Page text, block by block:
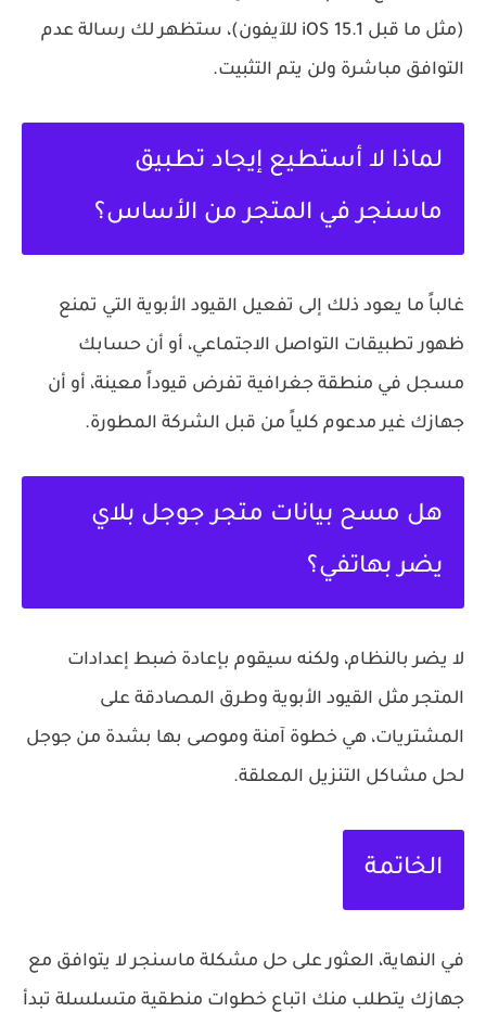
(مثل ما قبل iOS 15.1 للآيفون)، ستظهر لك رسالة عدم
التوافق مباشرة ولن يتم التثبيت.
لماذا لا أستطيع إيجاد تطبيق
ماسنجر في المتجر من الأساس؟
غالباً ما يعود ذلك إلى تفعيل القيود الأبوية التي تمنع
ظهور تطبيقات التواصل الاجتماعي، أو أن حسابك
مسجل في منطقة جغرافية تفرض قيوداً معينة، أو أن
جهازك غير مدعوم كلياً من قبل الشركة المطورة.
هل مسح بيانات متجر جوجل بلاي
يضر بهاتفي؟
لا يضر بالنظام، ولكنه سيقوم بإعادة ضبط إعدادات
المتجر مثل القيود الأبوية وطرق المصادقة على
المشتريات، هي خطوة آمنة وموصى بها بشدة من جوجل
لحل مشاكل التنزيل المعلقة.
الخاتمة
في النهاية، العثور على حل مشكلة ماسنجر لا يتوافق مع
جهازك يتطلب منك اتباع خطوات منطقية متسلسلة تبدأ